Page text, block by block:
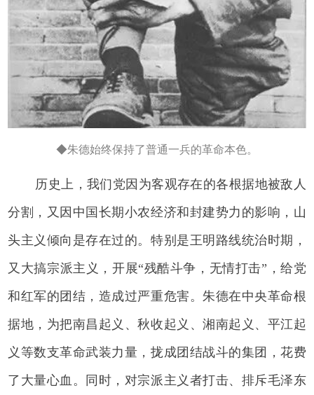
◆朱德始终保持了普通一兵的革命本色。
历史上，我们党因为客观存在的各根据地被敌人
分割，又因中国长期小农经济和封建势力的影响，山
头主义倾向是存在过的。特别是王明路线统治时期，
又大搞宗派主义，开展“残酷斗争，无情打击”，给党
和红军的团结，造成过严重危害。朱德在中央革命根
据地，为把南昌起义、秋收起义、湘南起义、平江起
义等数支革命武装力量，拢成团结战斗的集团，花费
了大量心血。同时，对宗派主义者打击、排斥毛泽东